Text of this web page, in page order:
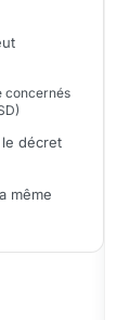
concernés
décret
même